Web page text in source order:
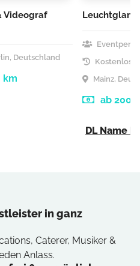
Videograf
Deutschland
km
Leuchtglanz
Kostenlose
Mainz,
ab 200
DL Name
in ganz
Caterer, Musiker &
Anlass.